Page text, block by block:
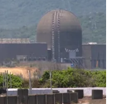
，進入零核時代，全球
界核能產業現況報告」
告全文589頁，由來自
位跨學科作者共同撰
盟（下簡稱綠盟）獲官
論分析與專題分享，並
深研究員陳詩婷分析，